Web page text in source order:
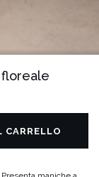
floreale
CARRELLO